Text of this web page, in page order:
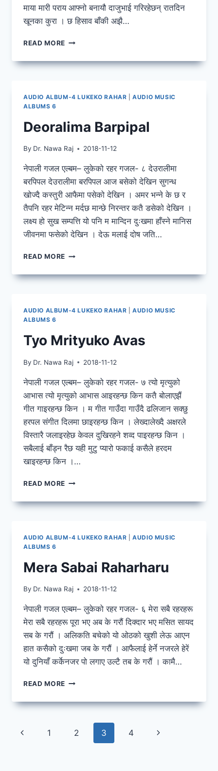
माया मारी पराय आफ्नो बनायौ दाजुभाई गरिरहेछन् रातदिन
खूनका कुरा । छ हिसाव बाँकी अझै…
READ MORE KATI
KURA
AUDIO ALBUM-4 LUKEKO RAHAR |AUDIO MUSIC
ALBUMS 6
Deoralima Barpipal
By Dr. Nawa Raj 2018-11-12
नेपाली गजल एल्बम– लुकेको रहर गजल- ८ देउरालीमा
बरपिपल देउरालीमा बरपिपल आज बसेको देखिन सुगन्ध
खोज्दै कस्तुरी आफैमा पसेको देखिन । अमर भन्ने के छ र
तैपनि रहर मेटिन्न मर्दछ मान्छे निरन्तर कतै डसेको देखिन ।
लक्ष्य हो सुख सम्पत्ति यो पनि म मान्दिन दुःखमा हाँस्ने मानिस
जीवनमा फसेको देखिन । देऊ मलाई दोष जति…
READ MORE DEORALIMA
AUDIO ALBUM-4 LUKEKO RAHAR |AUDIO MUSIC
ALBUMS 6
Tyo Mrityuko Avas
By Dr. Nawa Raj 2018-11-12
नेपाली गजल एल्बम– लुकेको रहर गजल- ७ त्यो मृत्युको
आभास त्यो मृत्युको आभास आइरहन्छ किन कतै बोलाएझैं
गीत गाइरहन्छ किन । म गीत गाउँदा गाउँदै ढलिजान सक्छु
हरपल संगीत दिलमा छाइरहन्छ किन । लेख्दालेख्दै अक्षरले
विस्तारै जलाइरहेछ केवल दुखिरहने शव्द पाइरहन्छ किन ।
सबैलाई बाँड्न रैछ यही मुटु प्यारो फकाई कसैले हरदम
खाइरहन्छ किन ।…
READ MORE TYO
AVAS
AUDIO ALBUM-4 LUKEKO RAHAR |AUDIO MUSIC
ALBUMS 6
Mera Sabai Raharharu
By Dr. Nawa Raj 2018-11-12
नेपाली गजल एल्बम– लुकेको रहर गजल- ६ मेरा सबै रहरहरू
मेरा सबै रहरहरू पूरा भए अब के गरौं दिक्दार भए मसित सायद
सब के गरौं । अलिकति बचेको यो ओठको खुशी लेऊ आएन
हात कसैको दुःखमा जब के गरौं । आफैलाई हेर्ने नजरले हेरें
यो दुनियाँ कर्केनजर पो लगाए उल्टै तब के गरौं । कामै…
READ MORE MERA
RAHARHARU
Page
Previous
1 2 3 4
Next